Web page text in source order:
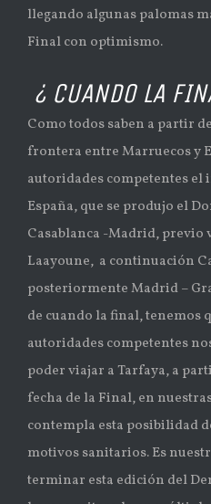
llegando algunas palomas
Final con optimismo.
¿ CUANDO LA
Como todos saben a partir
frontera entre Marruecos y
autoridades competentes el
España, que se produjo el
Casablanca -Madrid, previo
Laayoune, a continuación
posteriormente Madrid –
de cuando la final, tenemos
autoridades competentes
poder viajar a Tarfaya, a
fecha de la Final, en
contempla esta posibilidad
motivos sanitarios. Es
terminar esta edición del